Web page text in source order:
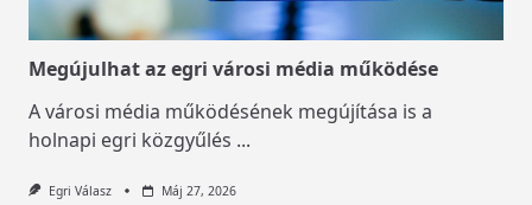
Megújulhat az egri városi média működése
A városi média működésének megújítása is a
holnapi egri közgyűlés ...
Egri Válasz Máj 27, 2026